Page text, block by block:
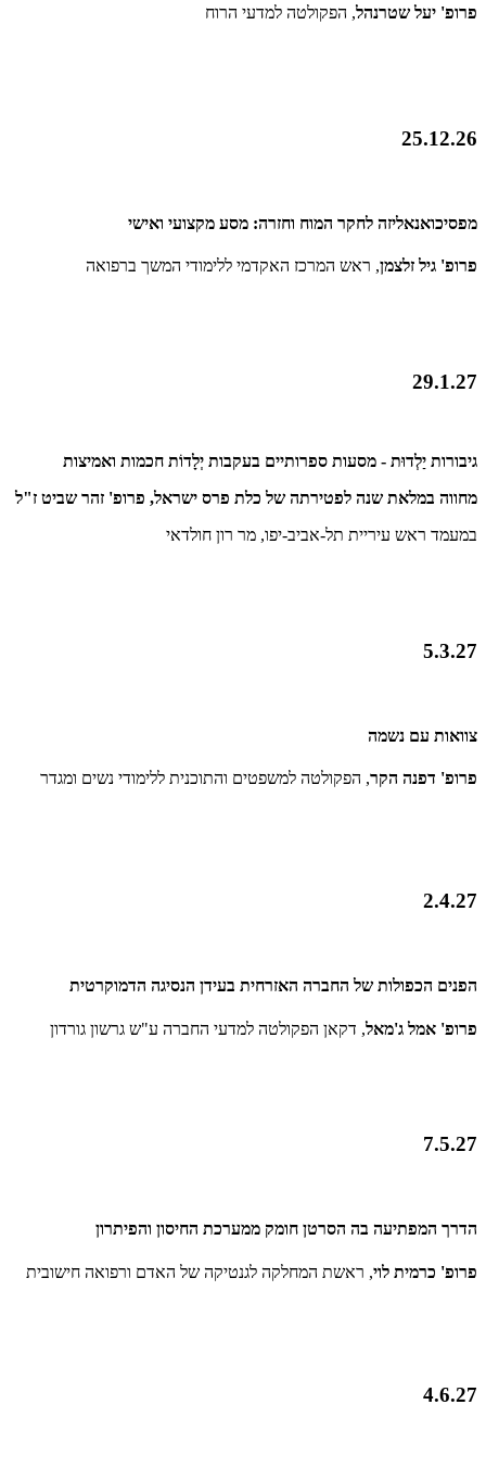
פרופ' יעל שטרנהל, הפקולטה למדעי הרוח
25.12.26
מפסיכואנאליזה לחקר המוח וחזרה: מסע מקצועי ואישי
פרופ' גיל זלצמן, ראש המרכז האקדמי ללימודי המשך ברפואה
29.1.27
גיבורות יַלְדוּת - מסעות ספרותיים בעקבות יְלָדוֹת חכמות ואמיצות
מחווה במלאת שנה לפטירתה של כלת פרס ישראל, פרופ' זהר שביט ז"ל
במעמד ראש עיריית תל-אביב-יפו, מר רון חולדאי
5.3.27
צוואות עם נשמה
פרופ' דפנה הקר, הפקולטה למשפטים והתוכנית ללימודי נשים ומגדר
2.4.27
הפנים הכפולות של החברה האזרחית בעידן הנסיגה הדמוקרטית
פרופ' אמל ג'מאל, דקאן הפקולטה למדעי החברה ע"ש גרשון גורדון
7.5.27
הדרך המפתיעה בה הסרטן חומק ממערכת החיסון והפיתרון
פרופ' כרמית לוי, ראשת המחלקה לגנטיקה של האדם ורפואה חישובית
4.6.27